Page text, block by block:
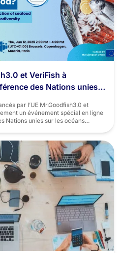
et VeriFish à
des Nations unies
par l’UE Mr.Goodfish3.0 et
un événement spécial en ligne
Nations unies sur les océans
Marine Biodiversity.», cette